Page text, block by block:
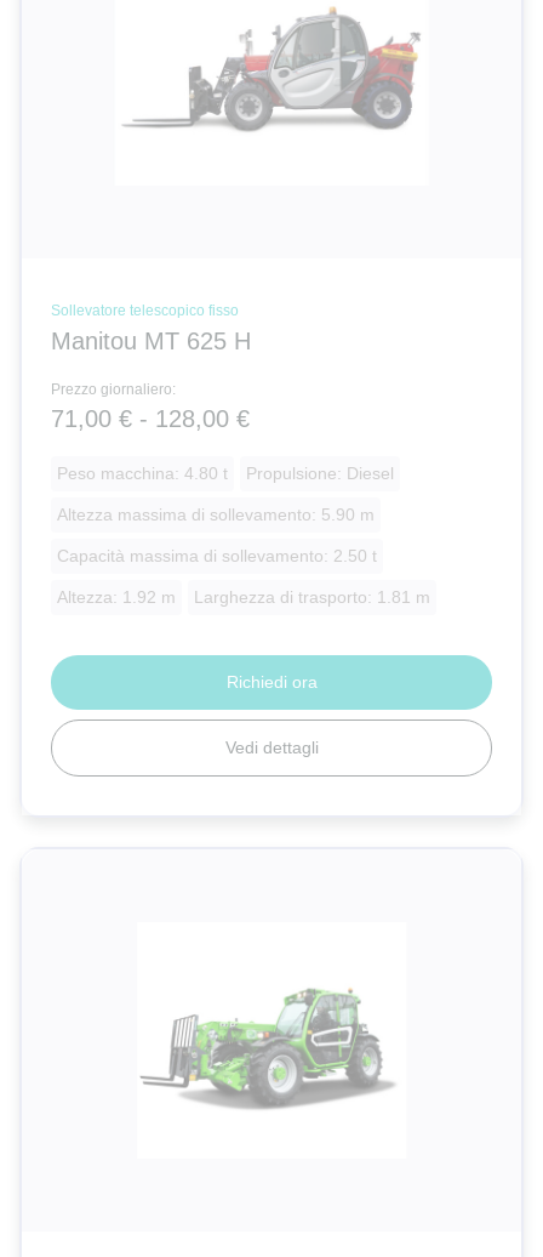
Sollevatore telescopico fisso
Manitou MT 625 H
Prezzo giornaliero:
71,00 € - 128,00 €
Peso macchina: 4.80 t Propulsione: Diesel
Altezza massima di sollevamento: 5.90 m
Capacità massima di sollevamento: 2.50 t
Altezza: 1.92 m Larghezza di trasporto: 1.81 m
Vedi dettagli
Richiedi ora